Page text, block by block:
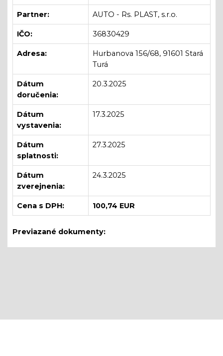
Partner: AUTO - Rs. PLAST, s.r.o.
IČO: 36830429
Adresa:
Hurbanova 156/68, 91601 Stará
Turá
Dátum
doručenia:
20.3.2025
Dátum
vystavenia:
17.3.2025
Dátum
splatnosti:
27.3.2025
Dátum
zverejnenia:
24.3.2025
Cena s DPH: 100,74 EUR
Previazané dokumenty: